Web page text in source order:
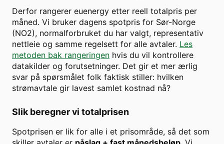
Derfor rangerer euenergy etter reell totalpris per
måned. Vi bruker dagens spotpris for Sør-Norge
(NO2), normalforbruket du har valgt, representativ
nettleie og samme regelsett for alle avtaler. Les
metoden bak rangeringen hvis du vil kontrollere
datakilder og forutsetninger. Det gir et mer ærlig
svar på spørsmålet folk faktisk stiller: hvilken
strømavtale gir lavest samlet kostnad nå?
Slik beregner vi totalprisen
Spotprisen er lik for alle i et prisområde, så det som